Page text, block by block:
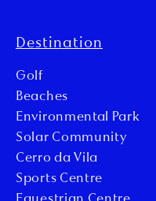
Destination
Golf
Beaches
Environmental Park
Solar Community
Cerro da Vila
Sports Centre